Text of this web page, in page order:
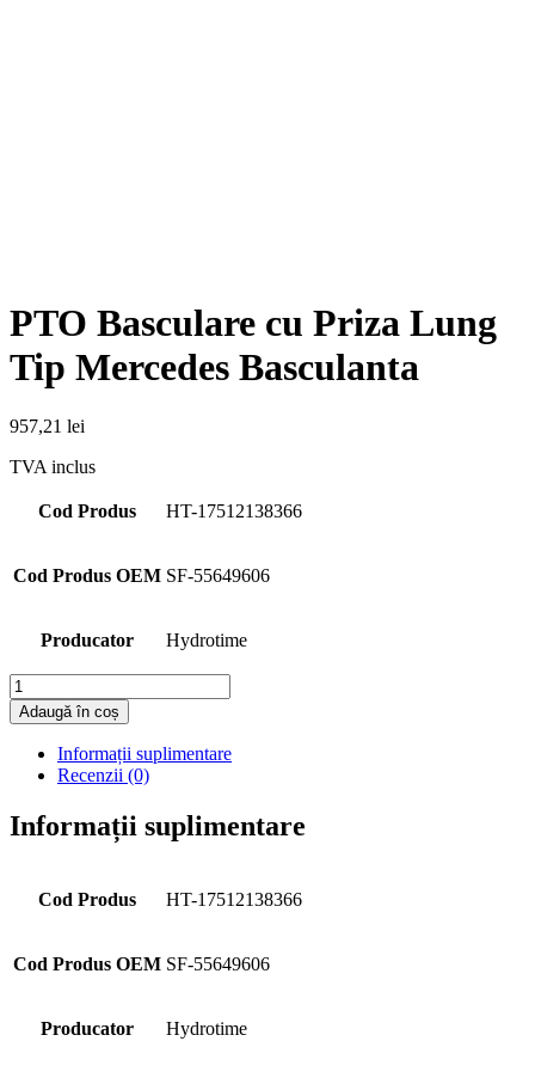
PTO Basculare cu Priza Lung
Tip Mercedes Basculanta
957,21 lei
TVA inclus
Cod Produs HT-17512138366
Cod Produs OEM SF-55649606
Producator Hydrotime
Cantitate
Adaugă în coș
Informații suplimentare
Recenzii (0)
Informații suplimentare
Cod Produs HT-17512138366
Cod Produs OEM SF-55649606
Producator Hydrotime